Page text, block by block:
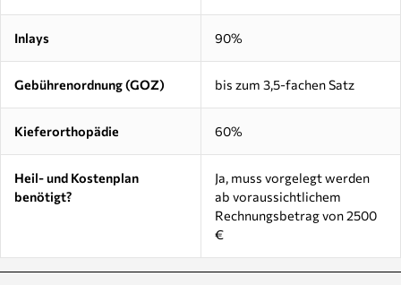
Inlays 90%
Gebührenordnung (GOZ) bis zum 3,5-fachen Satz
Kieferorthopädie 60%
Heil- und Kostenplan
benötigt?
Ja, muss vorgelegt werden
ab voraussichtlichem
Rechnungsbetrag von 2500
€